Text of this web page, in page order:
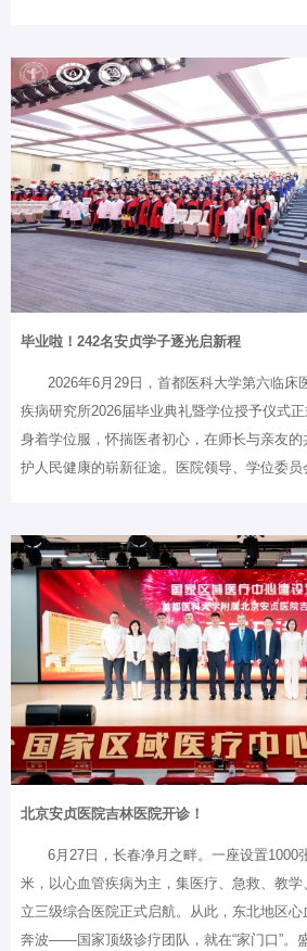
员。作为一名基层党务工作者，自己将认真学
要讲话精神，铸牢政治忠诚，永葆医者初心
的忠诚转化为以人民健康为中心、以优质医疗
动。朱俊明，1986年7月加入中国共产党，现
安贞医院党委委员、心脏外科中心党总支书
主任兼主动脉外科中心主任…
毕业啦！242名安贞学子逐光启新程
2026年6月29日，首都医科大学第六临床
疾病研究所2026届毕业典礼暨学位授予仪式
身着学位服，怀揣医者初心，在师长与亲友
护人民健康的崭新征途。医院领导、学位委
礼在庄严的国歌声中拉开帷幕，全体师生、
重的旋律奏响属于 2026 届医学生的荣耀序章
扬帆起航北京安贞医院党委副书记袁飞首先
毕业生圆满结束学业，依托安贞雄厚的学科
成了从医学生到准医者的蜕变，都是安贞育
受益者。临别之际，他寄语…
北京安贞医院吉林医院开诊！
6月27日，长春净月之畔。一座设置1000
米，以心血管疾病为主，集医疗、急救、教
立三级综合医院正式启航。从此，东北地区
奔波——国家顶级诊疗团队，就在“家门口”。盛